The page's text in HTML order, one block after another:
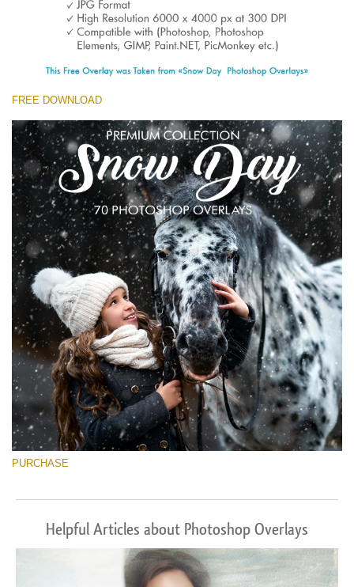
FREE DOWNLOAD
PURCHASE
Helpful Articles about Photoshop Overlays